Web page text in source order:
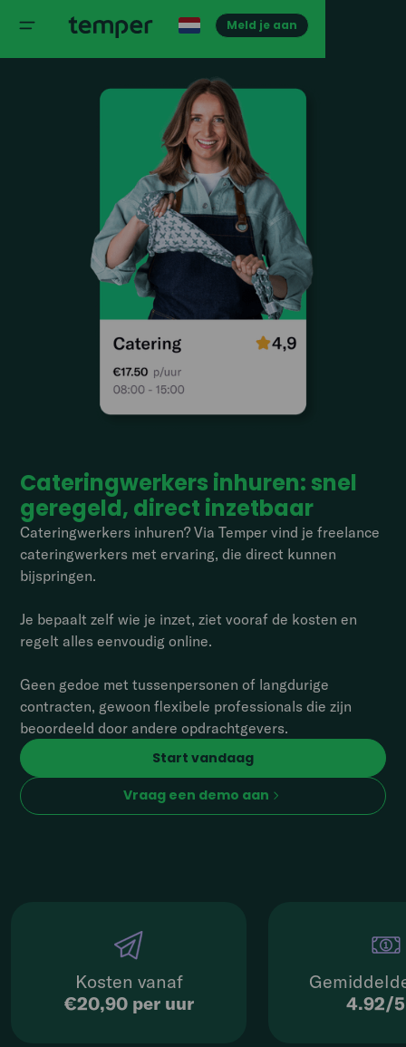
Meld je aan
Cateringwerkers inhuren: snel
geregeld, direct inzetbaar
Cateringwerkers inhuren? Via Temper vind je freelance
cateringwerkers met ervaring, die direct kunnen
bijspringen.
Je bepaalt zelf wie je inzet, ziet vooraf de kosten en
regelt alles eenvoudig online.
Geen gedoe met tussenpersonen of langdurige
contracten, gewoon flexibele professionals die zijn
beoordeeld door andere opdrachtgevers.
Start vandaag
Vraag een demo aan
Kosten vanaf
€20,90 per uur
4.92/